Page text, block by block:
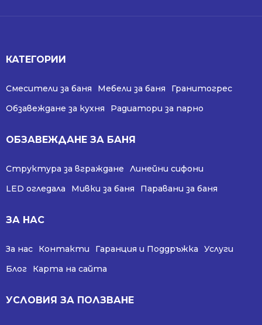
КАТЕГОРИИ
Смесители за баня Мебели за баня
Гранитогрес
Обзавеждане за кухня
Радиатори за парно
ОБЗАВЕЖДАНЕ ЗА БАНЯ
Структура за вграждане
Линейни сифони
LED огледала
Мивки за баня Паравани за баня
ЗА НАС
За нас Контакти Гаранция и Поддръжка
Услуги
Блог
Карта на сайта
УСЛОВИЯ ЗА ПОЛЗВАНЕ